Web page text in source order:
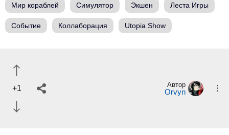
Мир кораблей Симулятор Экшен Леста Игры
Событие Коллаборация Utopia Show
+1 Автор
Orvyn